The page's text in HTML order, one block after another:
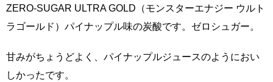
ZERO-SUGAR ULTRA GOLD（モンスターエナジー ウルト
ラゴールド）パイナップル味の炭酸です。ゼロシュガー。
甘みがちょうどよく、パイナップルジュースのようにおい
しかったです。